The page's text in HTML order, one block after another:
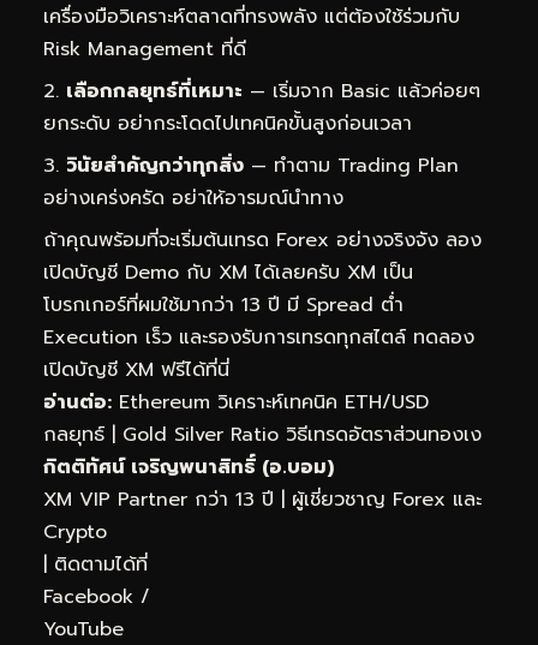
เครื่องมือวิเคราะห์ตลาดที่ทรงพลัง แต่ต้องใช้ร่วมกับ
Risk Management ที่ดี
เลือกกลยุทธ์ที่เหมาะ — เริ่มจาก Basic แล้วค่อยๆ
ยกระดับ อย่ากระโดดไปเทคนิคขั้นสูงก่อนเวลา
วินัยสำคัญกว่าทุกสิ่ง — ทำตาม Trading Plan
อย่างเคร่งครัด อย่าให้อารมณ์นำทาง
ถ้าคุณพร้อมที่จะเริ่มต้นเทรด Forex อย่างจริงจัง ลอง
เปิดบัญชี Demo กับ XM ได้เลยครับ XM เป็น
โบรกเกอร์ที่ผมใช้มากว่า 13 ปี มี Spread ต่ำ
Execution เร็ว และรองรับการเทรดทุกสไตล์ ทดลอง
เปิดบัญชี XM ฟรีได้ที่นี่
อ่านต่อ: Ethereum วิเคราะห์เทคนิค ETH/USD
กลยุทธ์ | Gold Silver Ratio วิธีเทรดอัตราส่วนทองเง
กิตติทัศน์ เจริญพนาสิทธิ์ (อ.บอม)
XM VIP Partner กว่า 13 ปี | ผู้เชี่ยวชาญ Forex และ
Crypto
| ติดตามได้ที่
Facebook /
YouTube